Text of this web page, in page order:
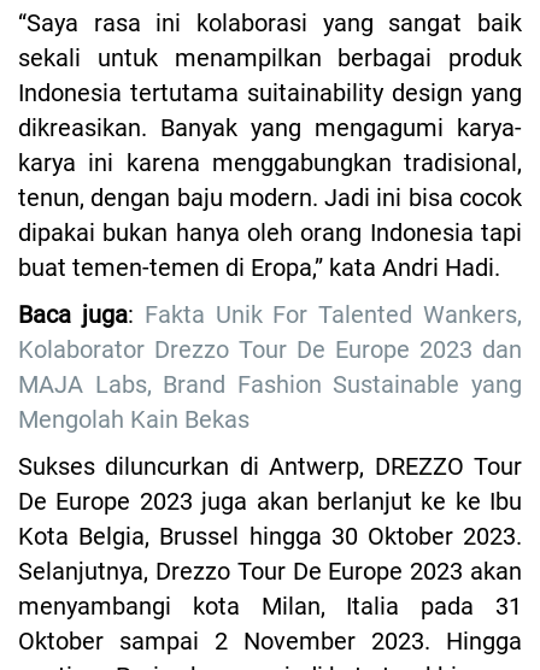
“Saya rasa ini kolaborasi yang sangat baik
sekali untuk menampilkan berbagai produk
Indonesia tertutama suitainability design yang
dikreasikan. Banyak yang mengagumi karya-
karya ini karena menggabungkan tradisional,
tenun, dengan baju modern. Jadi ini bisa cocok
dipakai bukan hanya oleh orang Indonesia tapi
buat temen-temen di Eropa,” kata Andri Hadi.
Baca juga: Fakta Unik For Talented Wankers,
Kolaborator Drezzo Tour De Europe 2023 dan
MAJA Labs, Brand Fashion Sustainable yang
Mengolah Kain Bekas
Sukses diluncurkan di Antwerp, DREZZO Tour
De Europe 2023 juga akan berlanjut ke ke Ibu
Kota Belgia, Brussel hingga 30 Oktober 2023.
Selanjutnya, Drezzo Tour De Europe 2023 akan
menyambangi kota Milan, Italia pada 31
Oktober sampai 2 November 2023. Hingga